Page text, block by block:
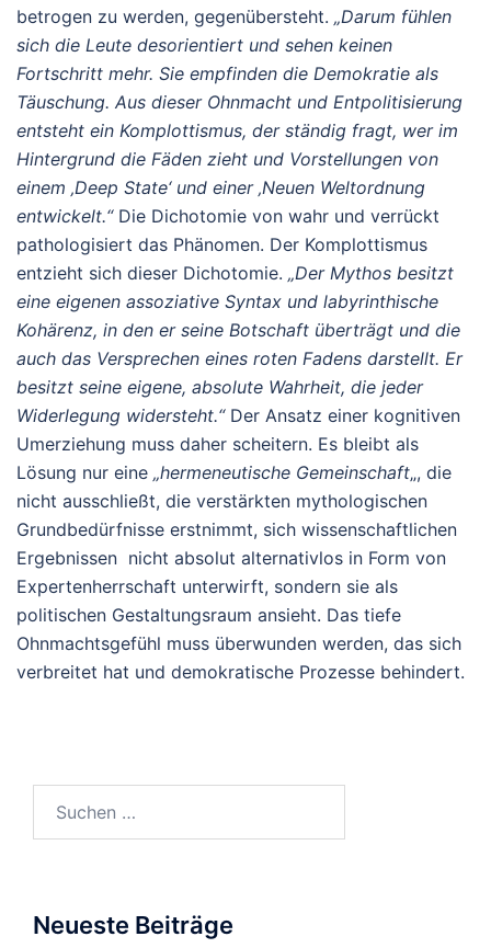
betrogen zu werden, gegenübersteht. „Darum fühlen
sich die Leute desorientiert und sehen keinen
Fortschritt mehr. Sie empfinden die Demokratie als
Täuschung. Aus dieser Ohnmacht und Entpolitisierung
entsteht ein Komplottismus, der ständig fragt, wer im
Hintergrund die Fäden zieht und Vorstellungen von
einem ‚Deep State‘ und einer ‚Neuen Weltordnung
entwickelt.“Die Dichotomie von wahr und verrückt
pathologisiert das Phänomen. Der Komplottismus
entzieht sich dieser Dichotomie. „Der Mythos besitzt
eine eigenen assoziative Syntax und labyrinthische
Kohärenz, in den er seine Botschaft überträgt und die
auch das Versprechen eines roten Fadens darstellt. Er
besitzt seine eigene, absolute Wahrheit, die jeder
Widerlegung widersteht.“Der Ansatz einer kognitiven
Umerziehung muss daher scheitern. Es bleibt als
Lösung nur eine „hermeneutische Gemeinschaft„, die
nicht ausschließt, die verstärkten mythologischen
Grundbedürfnisse erstnimmt, sich wissenschaftlichen
Ergebnissen nicht absolut alternativlos in Form von
Expertenherrschaft unterwirft, sondern sie als
politischen Gestaltungsraum ansieht. Das tiefe
Ohnmachtsgefühl muss überwunden werden, das sich
verbreitet hat und demokratische Prozesse behindert.
Neueste Beiträge